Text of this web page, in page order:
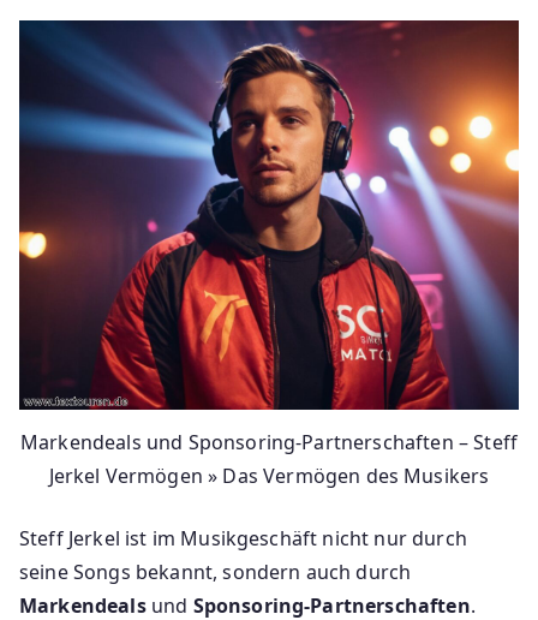
Markendeals und Sponsoring-Partnerschaften – Steff
Jerkel Vermögen » Das Vermögen des Musikers
Steff Jerkel ist im Musikgeschäft nicht nur durch
seine Songs bekannt, sondern auch durch
Markendealsund Sponsoring-Partnerschaften.